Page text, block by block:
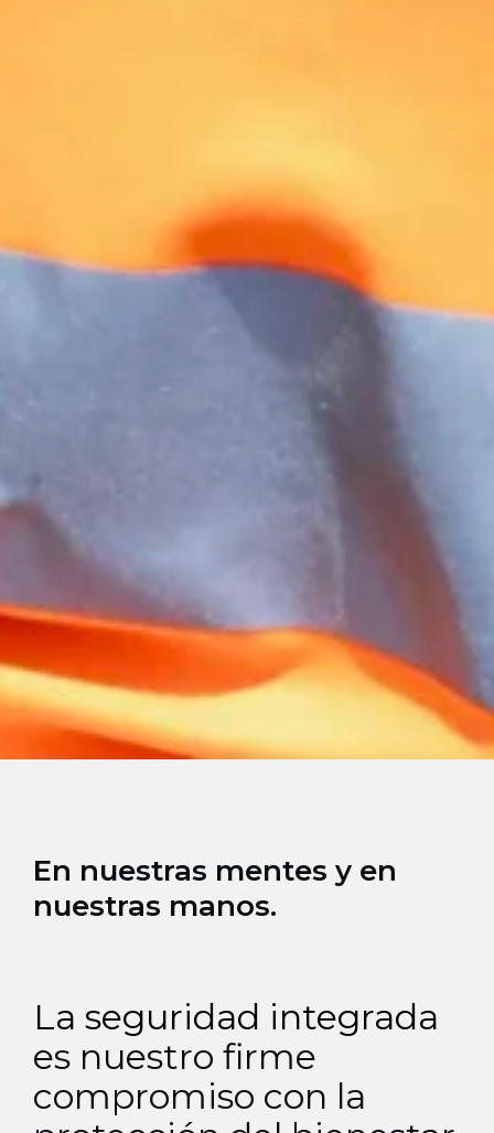
En nuestras mentes y en
nuestras manos.
La seguridad integrada
es nuestro firme
compromiso con la